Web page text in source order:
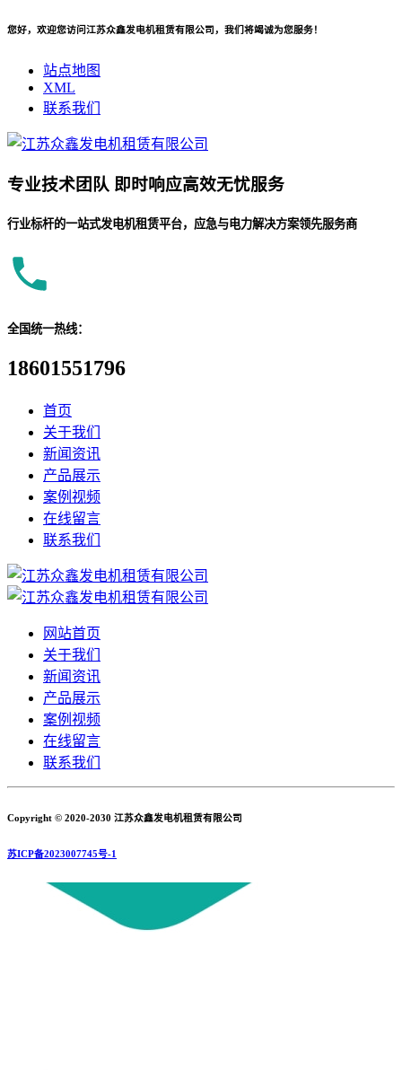
您好，欢迎您访问江苏众鑫发电机租赁有限公司，我们将竭诚为您服务！
站点地图
XML
联系我们
专业技术团队 即时响应高效无忧服务
行业标杆的一站式发电机租赁平台，应急与电力解决方案领先服务商
全国统一热线：
18601551796
首页
关于我们
新闻资讯
产品展示
案例视频
在线留言
联系我们
网站首页
关于我们
新闻资讯
产品展示
案例视频
在线留言
联系我们
Copyright © 2020-2030 江苏众鑫发电机租赁有限公司
苏ICP备2023007745号-1